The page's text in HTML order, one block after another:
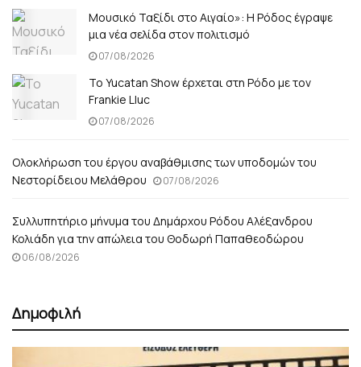
Μουσικό Ταξίδι στο Αιγαίο»: Η Ρόδος έγραψε
μια νέα σελίδα στον πολιτισμό
07/08/2026
Το Yucatan Show έρχεται στη Ρόδο με τον
Frankie Lluc
07/08/2026
Ολοκλήρωση του έργου αναβάθμισης των υποδομών του
Νεστορίδειου Μελάθρου
07/08/2026
Συλλυπητήριο μήνυμα του Δημάρχου Ρόδου Αλέξανδρου
Κολιάδη για την απώλεια του Θοδωρή Παπαθεοδώρου
06/08/2026
Δημοφιλή